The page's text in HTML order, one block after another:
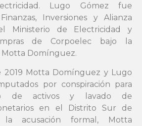
Lugo Gómez fue
Inversiones y Alianza
Ministerio de Electricidad y
de Corpoelec bajo la
Motta Domínguez.
2019 Motta Domínguez y Lugo
por conspiración para
de activos y lavado de
en el Distrito Sur de
la acusación formal, Motta